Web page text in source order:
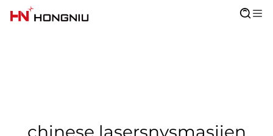
chinese lasersnysmasjien